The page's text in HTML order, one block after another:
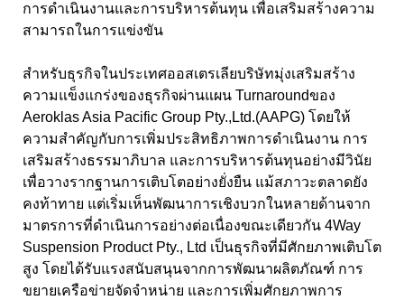
การดำเนินงานและการบริหารต้นทุน เพื่อเสริมสร้างความ
สามารถในการแข่งขัน
สำหรับธุรกิจในประเทศออสเตรเลียบริษัทมุ่งเสริมสร้าง
ความแข็งแกร่งของธุรกิจผ่านแผน Turnaroundของ
Aeroklas Asia Pacific Group Pty.,Ltd.(AAPG) โดยให้
ความสำคัญกับการเพิ่มประสิทธิภาพการดำเนินงาน การ
เสริมสร้างธรรมาภิบาล และการบริหารต้นทุนอย่างมีวินัย
เพื่อวางรากฐานการเติบโตอย่างยั่งยืน แม้สภาวะตลาดยัง
คงท้าทาย แต่เริ่มเห็นพัฒนาการเชิงบวกในหลายด้านจาก
มาตรการที่ดำเนินการอย่างต่อเนื่องขณะเดียวกัน 4Way
Suspension Product Pty., Ltd เป็นธุรกิจที่มีศักยภาพเติบโต
สูง โดยได้รับแรงสนับสนุนจากการพัฒนาผลิตภัณฑ์ การ
ขยายเครือข่ายจัดจำหน่าย และการเพิ่มศักยภาพการ